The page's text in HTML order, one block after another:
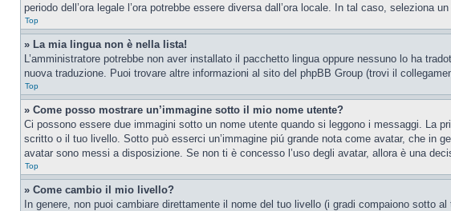
periodo dell’ora legale l’ora potrebbe essere diversa dall’ora locale. In tal caso, seleziona
Top
» La mia lingua non è nella lista!
L’amministratore potrebbe non aver installato il pacchetto lingua oppure nessuno lo ha
nuova traduzione. Puoi trovare altre informazioni al sito del phpBB Group (trovi il
Top
» Come posso mostrare un’immagine sotto il mio nome utente?
Ci possono essere due immagini sotto un nome utente quando si leggono i messaggi. La
scritto o il tuo livello. Sotto può esserci un’immagine piú grande nota come avatar, che in
avatar sono messi a disposizione. Se non ti è concesso l’uso degli avatar, allora è una
Top
» Come cambio il mio livello?
In genere, non puoi cambiare direttamente il nome del tuo livello (i gradi compaiono